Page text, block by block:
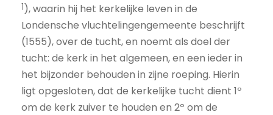
1), waarin hij het kerkelijke leven in de
Londensche vluchtelingengemeente beschrijft
(1555), over de tucht, en noemt als doel der
tucht: de kerk in het algemeen, en een ieder in
het bijzonder behouden in zijne roeping. Hierin
ligt opgesloten, dat de kerkelijke tucht dient 1º
om de kerk zuiver te houden en 2º om de